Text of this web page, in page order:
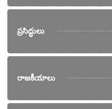
ప్రసిద్ధులు
రాజకీయాలు